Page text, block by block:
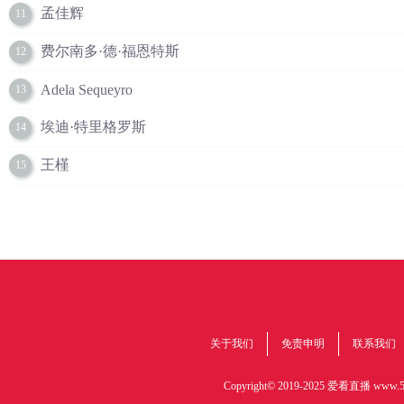
11 孟佳辉
12 费尔南多·德·福恩特斯
13 Adela Sequeyro
14 埃迪·特里格罗斯
15 王槿
关于我们 免责申明 联系我们
Copyright© 2019-2025 爱看直播